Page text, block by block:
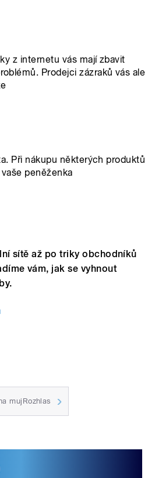
z internetu vás mají zbavit
Prodejci zázraků vás ale
Při nákupu některých produktů
peněženka
sítě až po triky obchodníků
vám, jak se vyhnout
mujRozhlas